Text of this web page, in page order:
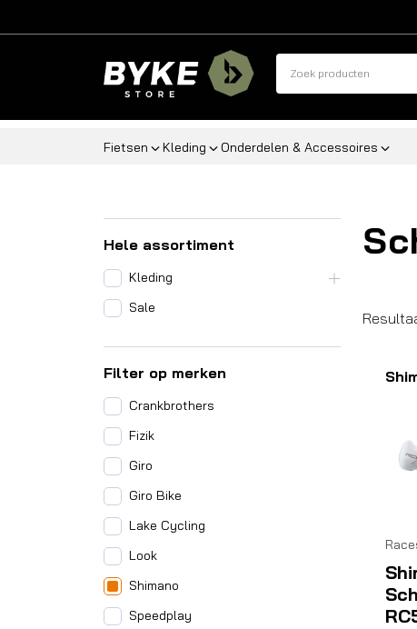
Fietsen Kleding Onderdelen & Accessoires
Hele assortiment
Kleding
Sale
Filter op merken
Crankbrothers
Fizik
Giro
Giro Bike
Lake Cycling
Look
Shimano
Speedplay